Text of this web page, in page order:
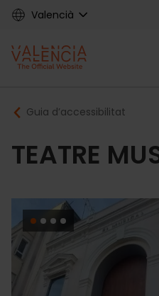
Skip
content
Valencià
Main
navigation
Breadcrumb
Guia d’accessibilitat
TEATRE